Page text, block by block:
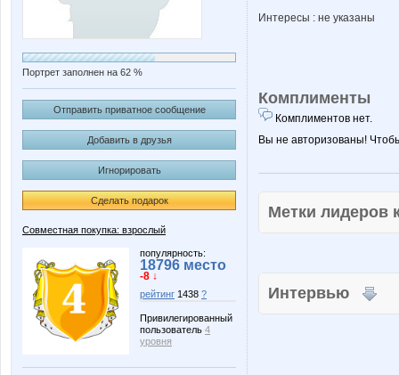
Портрет заполнен на 62 %
Отправить приватное сообщение
Добавить в друзья
Игнорировать
Сделать подарок
Совместная покупка: взрослый
популярность:
18796 место
-8 ↓
рейтинг 1438 ?
Привилегированный
пользователь 4
уровня
Интересы : не указаны
Комплименты
Комплиментов нет.
Вы не авторизованы!
Метки
Интервью